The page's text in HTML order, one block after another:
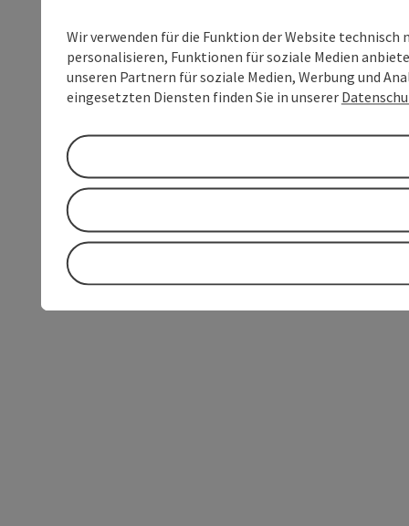
Wir verwenden für die Funktion der Website
personalisieren, Funktionen für soziale Medien
unseren Partnern für soziale Medien, Werbung und
eingesetzten Diensten finden Sie in unserer